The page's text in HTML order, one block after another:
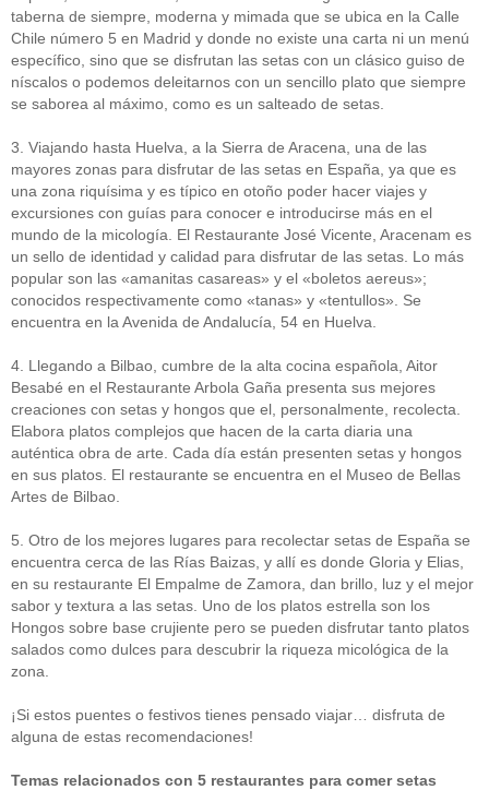
taberna de siempre, moderna y mimada que se ubica en la Calle
Chile número 5 en Madrid y donde no existe una carta ni un menú
específico, sino que se disfrutan las setas con un clásico guiso de
níscalos o podemos deleitarnos con un sencillo plato que siempre
se saborea al máximo, como es un salteado de setas.
3. Viajando hasta Huelva, a la Sierra de Aracena, una de las
mayores zonas para disfrutar de las setas en España, ya que es
una zona riquísima y es típico en otoño poder hacer viajes y
excursiones con guías para conocer e introducirse más en el
mundo de la micología. El Restaurante José Vicente, Aracenam es
un sello de identidad y calidad para disfrutar de las setas. Lo más
popular son las «amanitas casareas» y el «boletos aereus»;
conocidos respectivamente como «tanas» y «tentullos». Se
encuentra en la Avenida de Andalucía, 54 en Huelva.
4. Llegando a Bilbao, cumbre de la alta cocina española, Aitor
Besabé en el Restaurante Arbola Gaña presenta sus mejores
creaciones con setas y hongos que el, personalmente, recolecta.
Elabora platos complejos que hacen de la carta diaria una
auténtica obra de arte. Cada día están presenten setas y hongos
en sus platos. El restaurante se encuentra en el Museo de Bellas
Artes de Bilbao.
5. Otro de los mejores lugares para recolectar setas de España se
encuentra cerca de las Rías Baizas, y allí es donde Gloria y Elias,
en su restaurante El Empalme de Zamora, dan brillo, luz y el mejor
sabor y textura a las setas. Uno de los platos estrella son los
Hongos sobre base crujiente pero se pueden disfrutar tanto platos
salados como dulces para descubrir la riqueza micológica de la
zona.
¡Si estos puentes o festivos tienes pensado viajar… disfruta de
alguna de estas recomendaciones!
Temas relacionados con 5 restaurantes para comer setas